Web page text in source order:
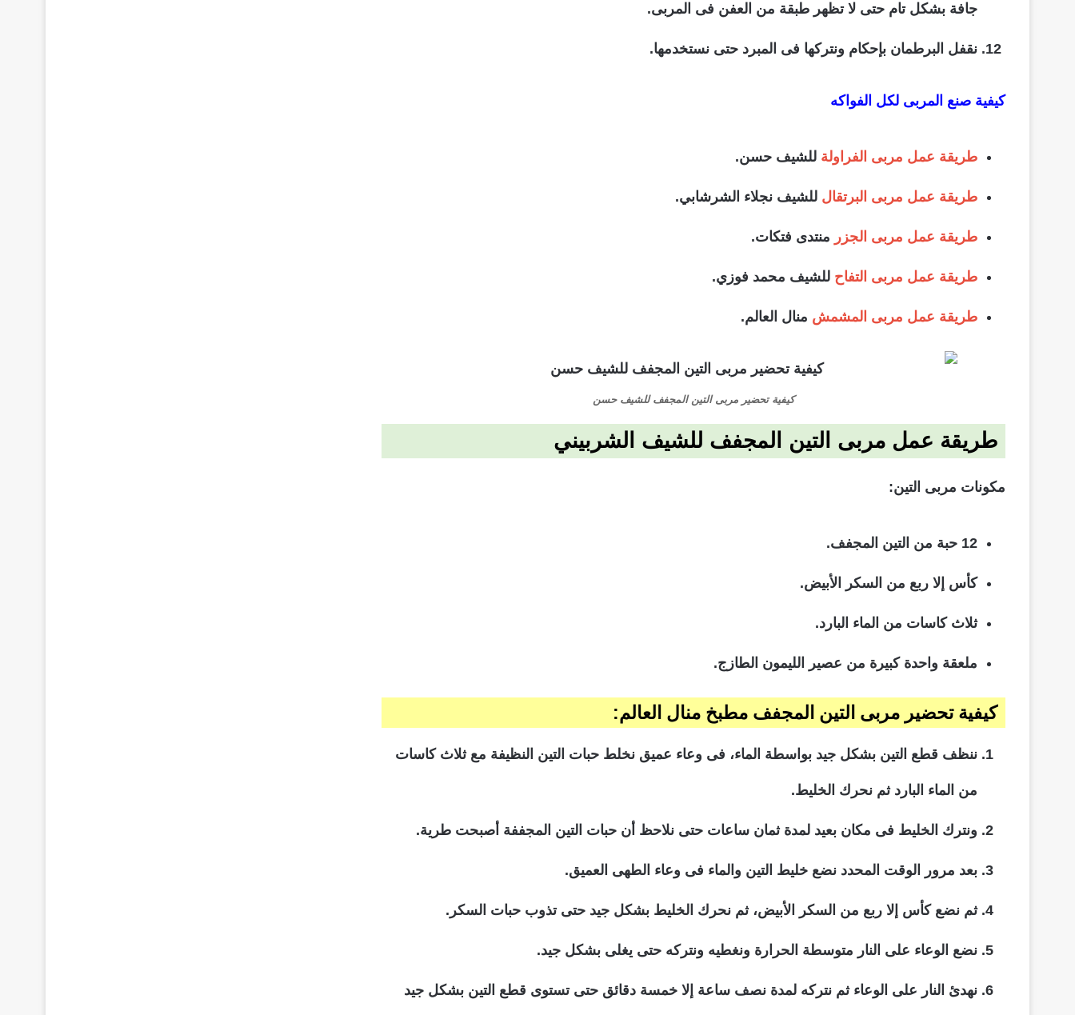
جافة بشكل تام حتى لا تظهر طبقة من العفن فى المربى.
نقفل البرطمان بإحكام ونتركها فى المبرد حتى نستخدمها.
كيفية صنع المربى لكل الفواكه
طريقة عمل مربى الفراولة للشيف حسن.
طريقة عمل مربى البرتقال للشيف نجلاء الشرشابي.
طريقة عمل مربى الجزر منتدى فتكات.
طريقة عمل مربى التفاح للشيف محمد فوزي.
طريقة عمل مربى المشمش منال العالم.
كيفية تحضير مربى التين المجفف للشيف حسن
طريقة عمل مربى التين المجفف للشيف الشربيني
مكونات مربى التين:
12 حبة من التين المجفف.
كأس إلا ربع من السكر الأبيض.
ثلاث كاسات من الماء البارد.
ملعقة واحدة كبيرة من عصير الليمون الطازج.
كيفية تحضير مربى التين المجفف مطبخ منال العالم:
ننظف قطع التين بشكل جيد بواسطة الماء، فى وعاء عميق نخلط حبات التين النظيفة مع ثلاث كاسات
من الماء البارد ثم نحرك الخليط.
ونترك الخليط فى مكان بعيد لمدة ثمان ساعات حتى نلاحظ أن حبات التين المجففة أصبحت طرية.
بعد مرور الوقت المحدد نضع خليط التين والماء فى وعاء الطهى العميق.
ثم نضع كأس إلا ربع من السكر الأبيض، ثم نحرك الخليط بشكل جيد حتى تذوب حبات السكر.
نضع الوعاء على النار متوسطة الحرارة ونغطيه ونتركه حتى يغلى بشكل جيد.
نهدئ النار على الوعاء ثم نتركه لمدة نصف ساعة إلا خمسة دقائق حتى تستوى قطع التين بشكل جيد